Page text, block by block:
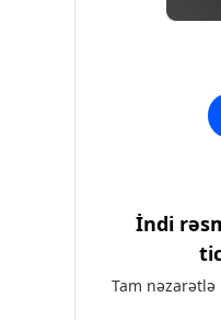
İndi
Tam